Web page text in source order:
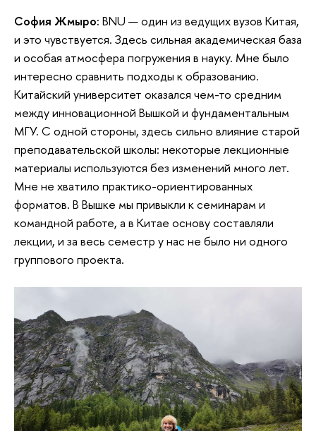
София Жмыро: BNU — один из ведущих вузов Китая,
и это чувствуется. Здесь сильная академическая база
и особая атмосфера погружения в науку. Мне было
интересно сравнить подходы к образованию.
Китайский университет оказался чем-то средним
между инновационной Вышкой и фундаментальным
МГУ. С одной стороны, здесь сильно влияние старой
преподавательской школы: некоторые лекционные
материалы используются без изменений много лет.
Мне не хватило практико-ориентированных
форматов. В Вышке мы привыкли к семинарам и
командной работе, а в Китае основу составляли
лекции, и за весь семестр у нас не было ни одного
группового проекта.